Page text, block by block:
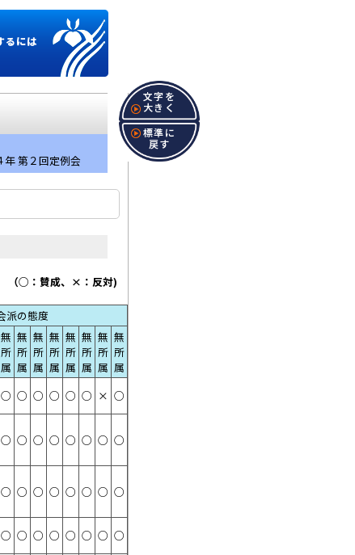
るには
年 第２回定例会
×：反対)
派の態度
無
所
属
無
所
属
無
所
属
無
所
属
無
所
属
無
所
属
無
所
属
無
所
属
○ ○ ○ ○ ○ ○ × ○
○ ○ ○ ○ ○ ○ ○ ○
○ ○ ○ ○ ○ ○ ○ ○
○ ○ ○ ○ ○ ○ ○ ○
文字を
大きく
標準に
戻す